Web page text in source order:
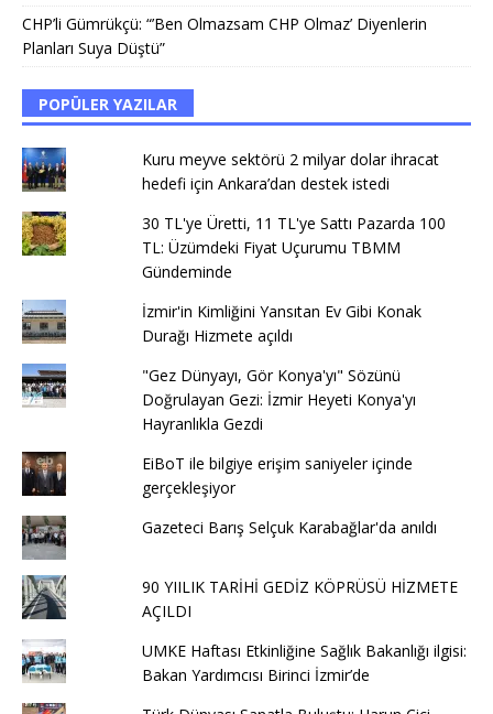
CHP’li Gümrükçü: “’Ben Olmazsam CHP Olmaz’ Diyenlerin
Planları Suya Düştü”
POPÜLER YAZILAR
Kuru meyve sektörü 2 milyar dolar ihracat
hedefi için Ankara’dan destek istedi
30 TL'ye Üretti, 11 TL'ye Sattı Pazarda 100
TL: Üzümdeki Fiyat Uçurumu TBMM
Gündeminde
İzmir'in Kimliğini Yansıtan Ev Gibi Konak
Durağı Hizmete açıldı
"Gez Dünyayı, Gör Konya'yı" Sözünü
Doğrulayan Gezi: İzmir Heyeti Konya'yı
Hayranlıkla Gezdi
EiBoT ile bilgiye erişim saniyeler içinde
gerçekleşiyor
Gazeteci Barış Selçuk Karabağlar'da anıldı
90 YIILIK TARİHİ GEDİZ KÖPRÜSÜ HİZMETE
AÇILDI
UMKE Haftası Etkinliğine Sağlık Bakanlığı ilgisi:
Bakan Yardımcısı Birinci İzmir’de